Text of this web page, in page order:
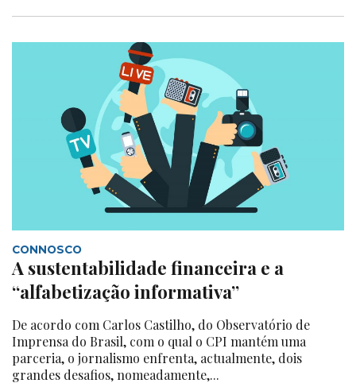
CONNOSCO
A sustentabilidade financeira e a
“alfabetização informativa”
De acordo com Carlos Castilho, do Observatório de
Imprensa do Brasil, com o qual o CPI mantém uma
parceria, o jornalismo enfrenta, actualmente, dois
grandes desafios, nomeadamente,...